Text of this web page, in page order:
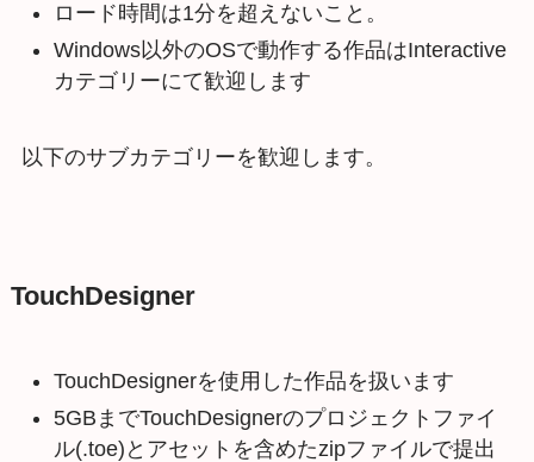
ロード時間は1分を超えないこと。
Windows以外のOSで動作する作品はInteractive
カテゴリーにて歓迎します
以下のサブカテゴリーを歓迎します。
TouchDesigner
TouchDesignerを使用した作品を扱います
5GBまでTouchDesignerのプロジェクトファイ
ル(.toe)とアセットを含めたzipファイルで提出